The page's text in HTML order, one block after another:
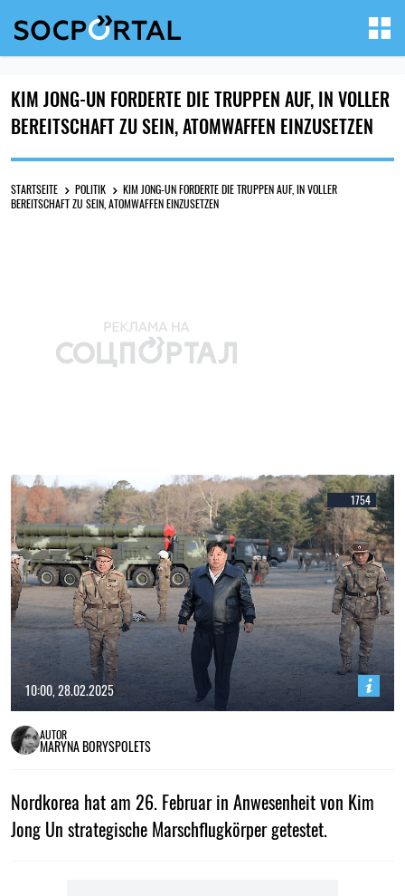
KIM JONG-UN FORDERTE DIE TRUPPEN AUF, IN VOLLER
BEREITSCHAFT ZU SEIN, ATOMWAFFEN EINZUSETZEN
STARTSEITE POLITIK
KIM JONG-UN FORDERTE DIE TRUPPEN AUF, IN VOLLER
BEREITSCHAFT ZU SEIN, ATOMWAFFEN EINZUSETZEN
1754
10:00, 28.02.2025
AUTOR
MARYNA BORYSPOLETS
Nordkorea hat am 26. Februar in Anwesenheit von Kim
Jong Un strategische Marschflugkörper getestet.